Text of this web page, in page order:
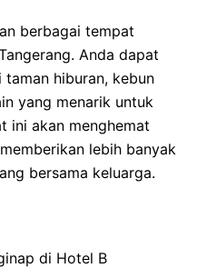
berbagai tempat
Anda dapat
taman hiburan, kebun
yang menarik untuk
ini akan menghemat
lebih banyak
bersama keluarga.
di Hotel B